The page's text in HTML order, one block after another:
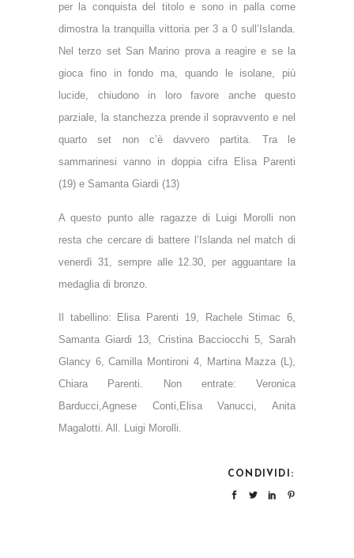
per la conquista del titolo e sono in palla come
dimostra la tranquilla vittoria per 3 a 0 sull’Islanda.
Nel terzo set San Marino prova a reagire e se la
gioca fino in fondo ma, quando le isolane, più
lucide, chiudono in loro favore anche questo
parziale, la stanchezza prende il sopravvento e nel
quarto set non c’è davvero partita. Tra le
sammarinesi vanno in doppia cifra Elisa Parenti
(19) e Samanta Giardi (13)
A questo punto alle ragazze di Luigi Morolli non
resta che cercare di battere l’Islanda nel match di
venerdì 31, sempre alle 12.30, per agguantare la
medaglia di bronzo.
Il tabellino: Elisa Parenti 19, Rachele Stimac 6,
Samanta Giardi 13, Cristina Bacciocchi 5, Sarah
Glancy 6, Camilla Montironi 4, Martina Mazza (L),
Chiara Parenti. Non entrate: Veronica
Barducci,Agnese Conti,Elisa Vanucci, Anita
Magalotti. All. Luigi Morolli.
CONDIVIDI: